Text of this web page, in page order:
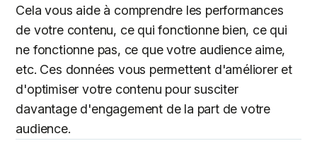
Cela vous aide à comprendre les performances
de votre contenu, ce qui fonctionne bien, ce qui
ne fonctionne pas, ce que votre audience aime,
etc. Ces données vous permettent d'améliorer et
d'optimiser votre contenu pour susciter
davantage d'engagement de la part de votre
audience.